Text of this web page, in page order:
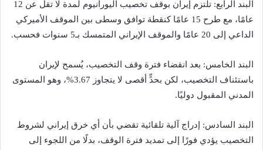
البند الرابع: تلتزم إيران بوقف تخصيب اليورانيوم لمدة لا تقل عن 12
عامًا، مع طرح 15 عامًا كنقطة توافق وسطى بين الموقف الأميركي
الداعي إلى 20 عامًا والموقف الإيراني المتمسك بـ5 سنوات فحسب.
البند الخامس: بعد انقضاء فترة وقف التخصيب، يُسمح لإيران
باستئناف التخصيب، لكن بحدٍّ أقصى لا يتجاوز 3.67%، وهو المستوى
المدني المقبول دوليًا.
البند السادس: إدراج آلية تلقائية تقضي بأن أي خرق إيراني لشروط
التخصيب يؤدي فورًا إلى تمديد فترة الوقف، بدلًا من اللجوء إلى